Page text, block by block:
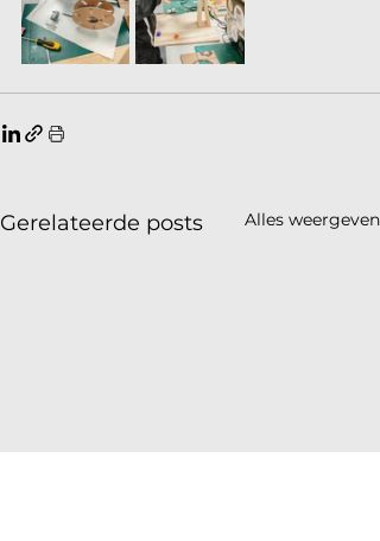
Gerelateerde posts Alles weergeven